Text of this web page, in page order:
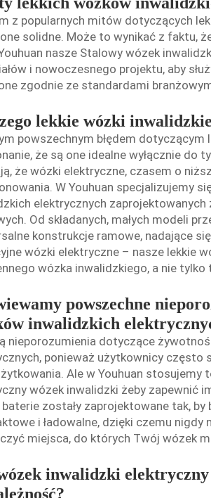
z popularnych mitów dotyczących
solidne. Może to wynikać z faktu,
nasze Stalowy wózek
i nowoczesnego projektu, aby
zgodnie ze standardami
lekkie wózki
powszechnym błędem
że są one idealne wyłącznie
że wózki elektryczne, czasem o
W Youhuan specjalizujemy
elektrycznych
Od składanych, małych modeli
konstrukcje ramowe, nadające
wózki elektryczne – nasze lekkie
wózka inwalidzkiego, a nie
powszechne
inwalidzkich
nieporozumienia dotyczące
ponieważ użytkownicy często
Ale w Youhuan
wózek inwalidzki żeby zapewnić
baterie zostały zaprojektowane tak,
i ładowalne, dzięki czemu
miejsca, do których Twój wózek
inwalidzki